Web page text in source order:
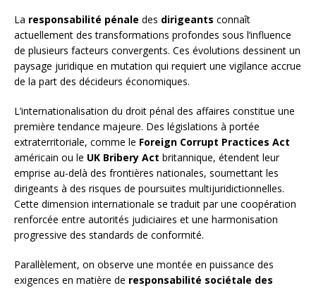
La responsabilité pénale des dirigeants connaît
actuellement des transformations profondes sous l’influence
de plusieurs facteurs convergents. Ces évolutions dessinent un
paysage juridique en mutation qui requiert une vigilance accrue
de la part des décideurs économiques.
L’internationalisation du droit pénal des affaires constitue une
première tendance majeure. Des législations à portée
extraterritoriale, comme le Foreign Corrupt Practices Act
américain ou le UK Bribery Act britannique, étendent leur
emprise au-delà des frontières nationales, soumettant les
dirigeants à des risques de poursuites multijuridictionnelles.
Cette dimension internationale se traduit par une coopération
renforcée entre autorités judiciaires et une harmonisation
progressive des standards de conformité.
Parallèlement, on observe une montée en puissance des
exigences en matière de responsabilité sociétale des